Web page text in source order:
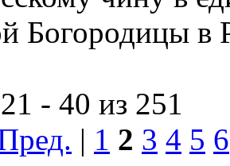
Богородицы в
- 40 из 251
| 1 2 3 4 5 6